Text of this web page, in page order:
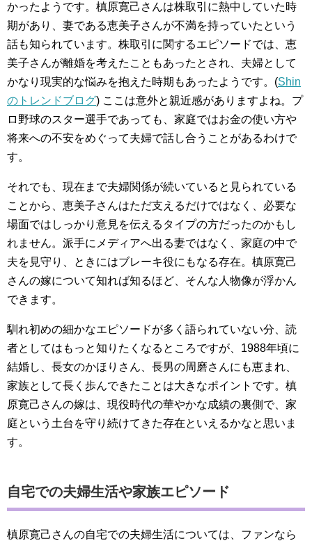
かったようです。槙原寛己さんは株取引に熱中していた時
期があり、妻である恵美子さんが不満を持っていたという
話も知られています。株取引に関するエピソードでは、恵
美子さんが離婚を考えたこともあったとされ、夫婦として
かなり現実的な悩みを抱えた時期もあったようです。(Shin
のトレンドブログ) ここは意外と親近感がありますよね。プ
ロ野球のスター選手であっても、家庭ではお金の使い方や
将来への不安をめぐって夫婦で話し合うことがあるわけで
す。
それでも、現在まで夫婦関係が続いていると見られている
ことから、恵美子さんはただ支えるだけではなく、必要な
場面ではしっかり意見を伝えるタイプの方だったのかもし
れません。派手にメディアへ出る妻ではなく、家庭の中で
夫を見守り、ときにはブレーキ役にもなる存在。槙原寛己
さんの嫁について知れば知るほど、そんな人物像が浮かん
できます。
馴れ初めの細かなエピソードが多く語られていない分、読
者としてはもっと知りたくなるところですが、1988年頃に
結婚し、長女のかほりさん、長男の周磨さんにも恵まれ、
家族として長く歩んできたことは大きなポイントです。槙
原寛己さんの嫁は、現役時代の華やかな成績の裏側で、家
庭という土台を守り続けてきた存在といえるかなと思いま
す。
自宅での夫婦生活や家族エピソード
槙原寛己さんの自宅での夫婦生活については、ファンなら